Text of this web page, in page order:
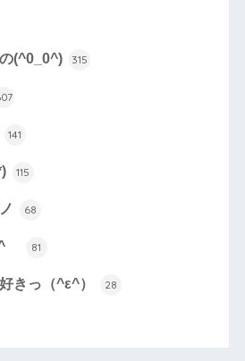
(^0_0^) 315
141
115
68
81
きっ（^ε^） 28